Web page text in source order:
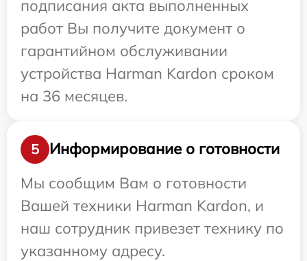
подписания акта выполненных
работ Вы получите документ о
гарантийном обслуживании
устройства Harman Kardon сроком
на 36 месяцев.
5
Информирование о готовности
Мы сообщим Вам о готовности
Вашей техники Harman Kardon, и
наш сотрудник привезет технику по
указанному адресу.